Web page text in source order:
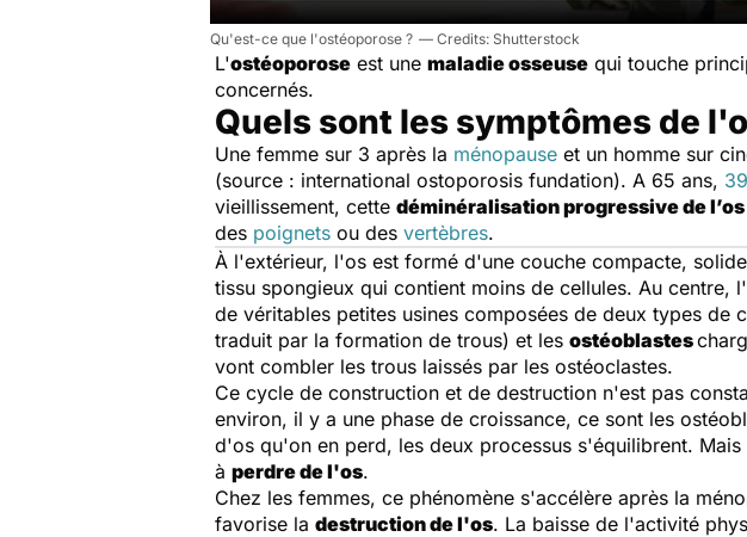
Qu'est-ce que l'ostéoporose ? Shutterstock
L'ostéoporose est une maladie osseuse qui touche
concernés.
Quels sont les symptômes de
Une femme sur 3 après la ménopause et un homme sur
(source : international ostoporosis fundation). A 65 ans,
vieillissement, cette déminéralisation progressive de l’os
des poignets ou des vertèbres.
À l'extérieur, l'os est formé d'une couche compacte,
tissu spongieux qui contient moins de cellules. Au centre,
de véritables petites usines composées de deux types de
traduit par la formation de trous) et les ostéoblastes
vont combler les trous laissés par les ostéoclastes.
Ce cycle de construction et de destruction n'est pas
environ, il y a une phase de croissance, ce sont les
d'os qu'on en perd, les deux processus s'équilibrent.
à perdre de l'os.
Chez les femmes, ce phénomène s'accélère après la
favorise la destruction de l'os. La baisse de l'activité